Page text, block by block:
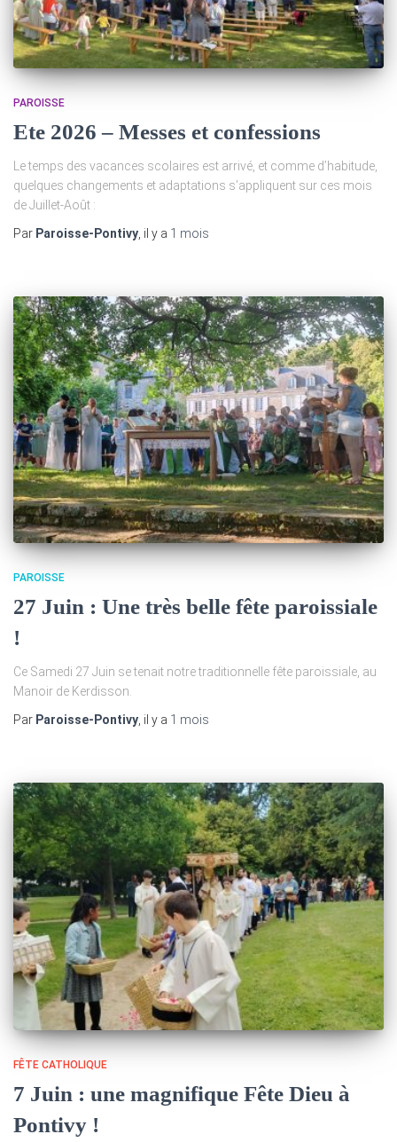
PAROISSE
Ete 2026 – Messes et confessions
Le temps des vacances scolaires est arrivé, et comme d’habitude,
quelques changements et adaptations s’appliquent sur ces mois
de Juillet-Août :
Par Paroisse-Pontivy , il y a 1 mois
PAROISSE
27 Juin : Une très belle fête paroissiale
!
Ce Samedi 27 Juin se tenait notre traditionnelle fête paroissiale, au
Manoir de Kerdisson.
Par Paroisse-Pontivy, il y a 1 mois
FÊTE CATHOLIQUE
7 Juin : une magnifique Fête Dieu à
Pontivy !